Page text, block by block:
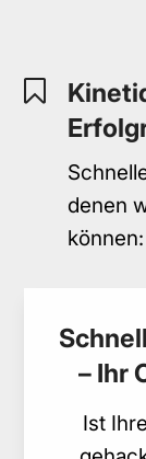
denen
können:
– Ihr
Ist